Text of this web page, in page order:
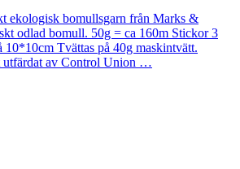
ekologisk bomullsgarn från Marks &
odlad bomull. 50g = ca 160m Stickor 3
10*10cm Tvättas på 40g maskintvätt.
utfärdat av Control Union …